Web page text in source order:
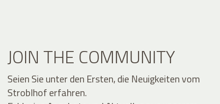
JOIN THE COMMUNITY
Seien Sie unter den Ersten, die Neuigkeiten vom
Stroblhof erfahren.